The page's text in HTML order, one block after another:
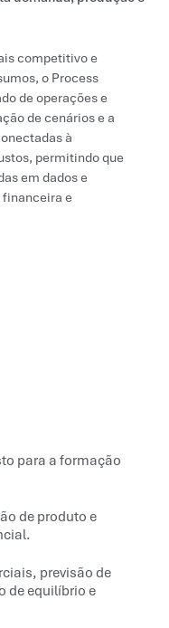
competitivo e
o Process
de operações e
de cenários e a
à
permitindo que
em dados e
e
para a formação
de produto e
previsão de
de equilíbrio e